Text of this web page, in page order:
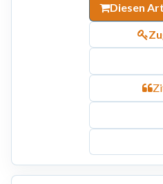
Diesen